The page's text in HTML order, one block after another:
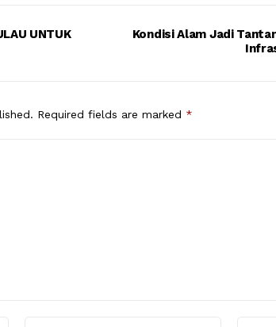
UNTUK
Kondisi Alam Jadi
Required fields are marked *